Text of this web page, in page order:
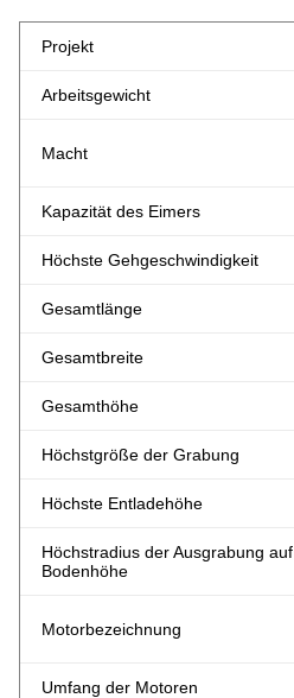
Projekt
Arbeitsgewicht
Macht
Kapazität des Eimers
Höchste Gehgeschwindigkeit
Gesamtlänge
Gesamtbreite
Gesamthöhe
Höchstgröße der Grabung
Höchste Entladehöhe
Höchstradius der Ausgrabung auf
Bodenhöhe
Motorbezeichnung
Umfang der Motoren